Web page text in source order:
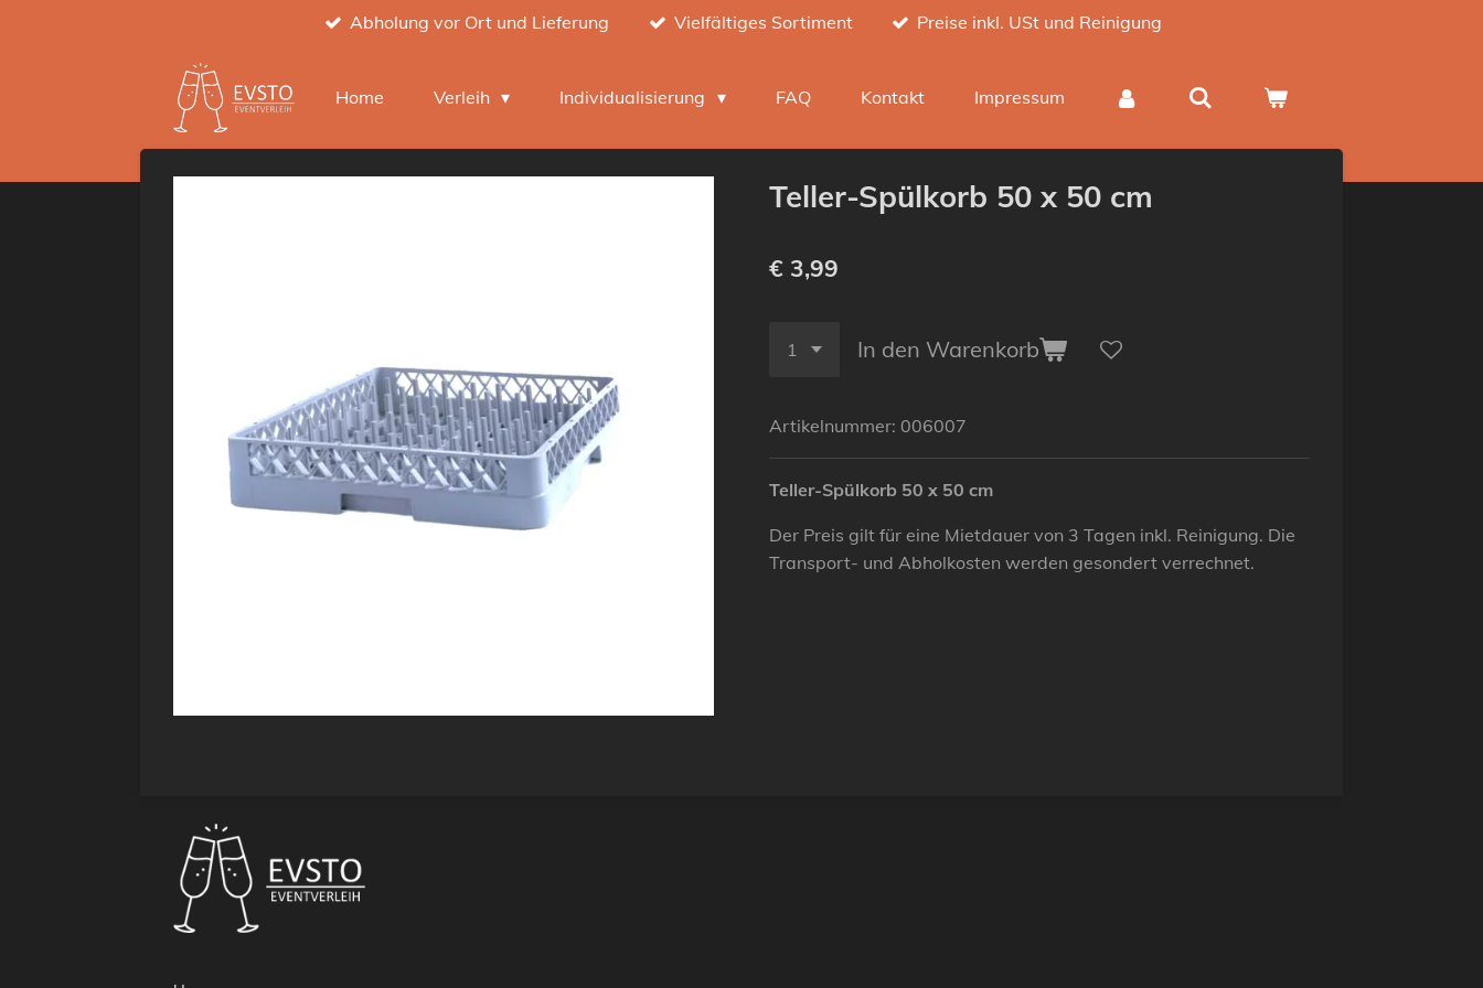
Abholung vor Ort und Lieferung Vielfältiges Sortiment Preise inkl. USt und Reinigung
Home Verleih Individualisierung FAQ Kontakt Impressum
Teller-Spülkorb 50 x 50 cm
€ 3,99
In den Warenkorb
Artikelnummer: 006007
Teller-Spülkorb 50 x 50 cm
Der Preis gilt für eine Mietdauer von 3 Tagen inkl. Reinigung. Die
Transport- und Abholkosten werden gesondert verrechnet.